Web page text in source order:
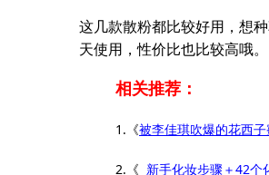
这几款散粉都比较好用，想
天使用，性价比也比较高哦。
相关推荐：
1.《被李佳琪吹爆的花西
2.《 新手化妆步骤＋42个